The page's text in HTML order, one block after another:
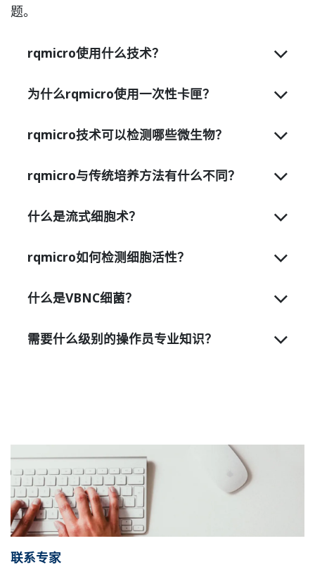
题。
rqmicro使用什么技术？
为什么rqmicro使用一次性卡匣？
rqmicro技术可以检测哪些微生物？
rqmicro与传统培养方法有什么不同？
什么是流式细胞术？
rqmicro如何检测细胞活性？
什么是VBNC细菌？
需要什么级别的操作员专业知识？
联系专家